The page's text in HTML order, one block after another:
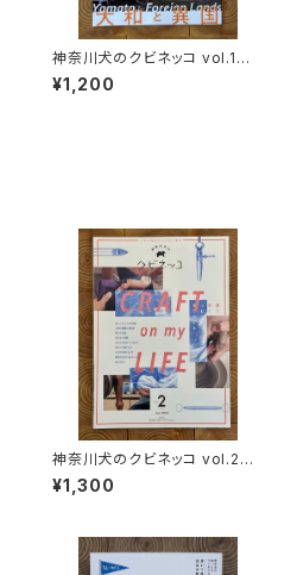
神奈川犬のクビネッコ vol.1
特集：大和と異国
¥1,200
神奈川犬のクビネッコ vol.2
特集：CRAFT on my LIFE
¥1,300